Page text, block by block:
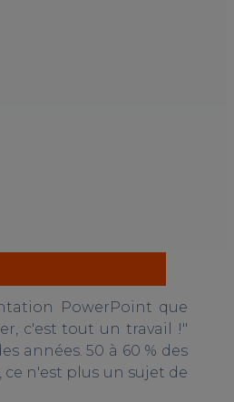
PowerPoint que
c'est tout un travail !"
années. 50 à 60 % des
n'est plus un sujet de